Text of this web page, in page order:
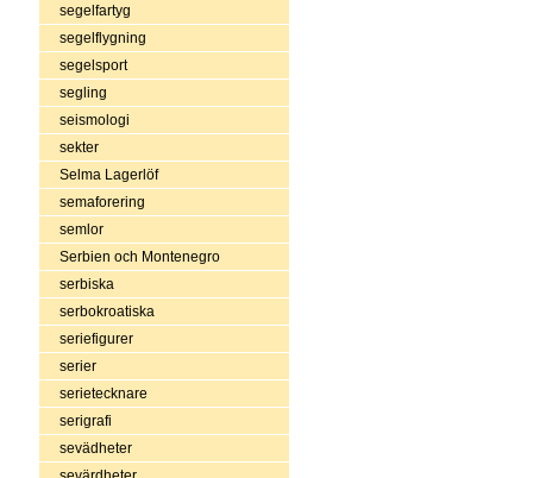
segelfartyg
segelflygning
segelsport
segling
seismologi
sekter
Selma Lagerlöf
semaforering
semlor
Serbien och Montenegro
serbiska
serbokroatiska
seriefigurer
serier
serietecknare
serigrafi
sevädheter